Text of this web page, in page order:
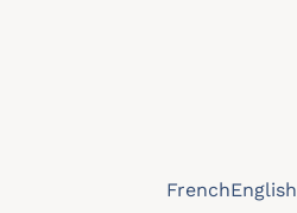
FrenchEnglish